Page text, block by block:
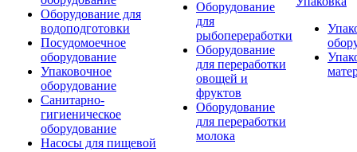
Оборудование для
водоподготовки
Посудомоечное
оборудование
Упаковочное
оборудование
Санитарно-
гигиеническое
оборудование
Насосы для пищевой
Оборудование
для
рыбопереработки
Оборудование
для переработки
овощей и
фруктов
Оборудование
для переработки
молока